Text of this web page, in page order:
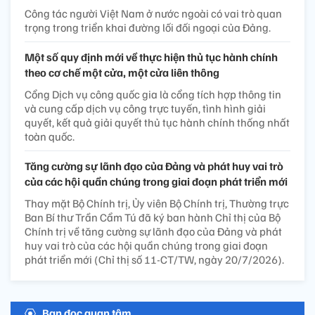
Công tác người Việt Nam ở nước ngoài có vai trò quan
trọng trong triển khai đường lối đối ngoại của Đảng.
Một số quy định mới về thực hiện thủ tục hành chính
theo cơ chế một cửa, một cửa liên thông
Cổng Dịch vụ công quốc gia là cổng tích hợp thông tin
và cung cấp dịch vụ công trực tuyến, tình hình giải
quyết, kết quả giải quyết thủ tục hành chính thống nhất
toàn quốc.
Tăng cường sự lãnh đạo của Đảng và phát huy vai trò
của các hội quần chúng trong giai đoạn phát triển mới
Thay mặt Bộ Chính trị, Ủy viên Bộ Chính trị, Thường trực
Ban Bí thư Trần Cẩm Tú đã ký ban hành Chỉ thị của Bộ
Chính trị về tăng cường sự lãnh đạo của Đảng và phát
huy vai trò của các hội quần chúng trong giai đoạn
phát triển mới (Chỉ thị số 11-CT/TW, ngày 20/7/2026).